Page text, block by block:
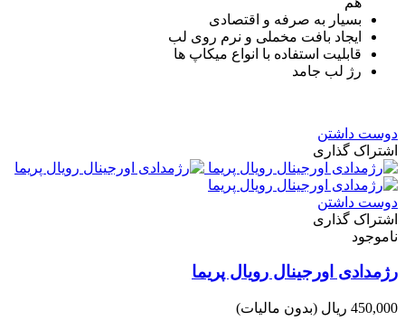
بسیار به صرفه و اقتصادی
ایجاد بافت مخملی و نرم روی لب
قابلیت استفاده با انواع میکاپ ها
رژ لب جامد
دوست داشتن
اشتراک گذاری
دوست داشتن
اشتراک گذاری
ناموجود
رژمدادی اورجینال رویال پریما
450,000 ریال (بدون مالیات)